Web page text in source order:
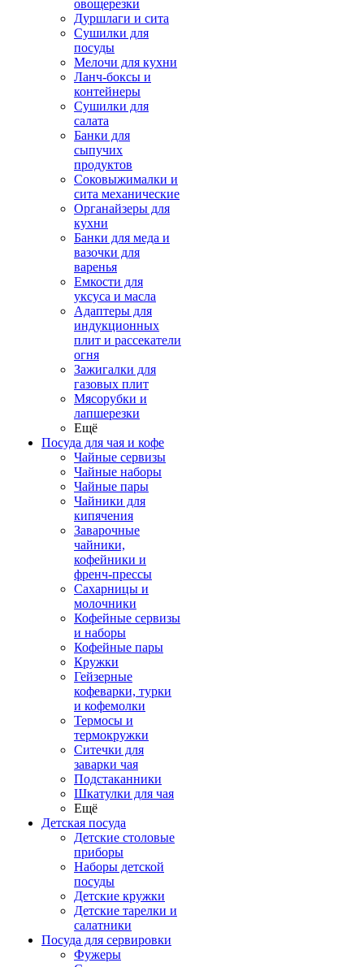
овощерезки
Дуршлаги и сита
Сушилки для
посуды
Мелочи для кухни
Ланч-боксы и
контейнеры
Сушилки для
салата
Банки для
сыпучих
продуктов
Соковыжималки и
сита механические
Органайзеры для
кухни
Банки для меда и
вазочки для
варенья
Емкости для
уксуса и масла
Адаптеры для
индукционных
плит и рассекатели
огня
Зажигалки для
газовых плит
Мясорубки и
лапшерезки
Ещё
Посуда для чая и кофе
Чайные сервизы
Чайные наборы
Чайные пары
Чайники для
кипячения
Заварочные
чайники,
кофейники и
френч-прессы
Сахарницы и
молочники
Кофейные сервизы
и наборы
Кофейные пары
Кружки
Гейзерные
кофеварки, турки
и кофемолки
Термосы и
термокружки
Ситечки для
заварки чая
Подстаканники
Шкатулки для чая
Ещё
Детская посуда
Детские столовые
приборы
Наборы детской
посуды
Детские кружки
Детские тарелки и
салатники
Посуда для сервировки
Фужеры